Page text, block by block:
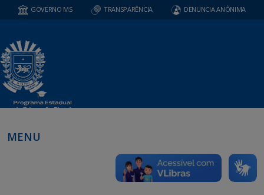
GOVERNO MS TRANSPARÊNCIA DENUNCIA ANÔNIMA
MENU